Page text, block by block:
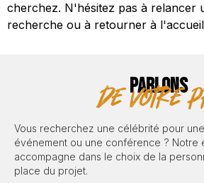
cherchez. N'hésitez pas à relancer
recherche ou à retourner à
PARLONS
de votre
Vous recherchez une célébrité pour
événement ou une conférence ? Notre
accompagne dans le choix de la
place du projet.